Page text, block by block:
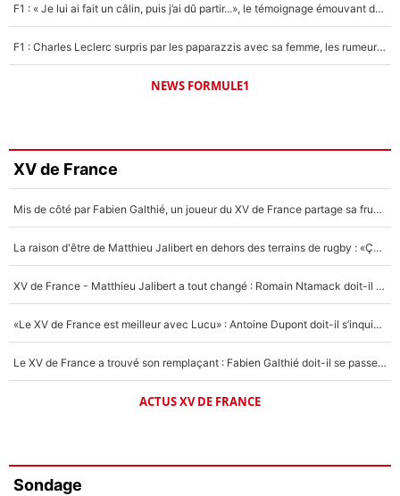
F1 : « Je lui ai fait un câlin, puis j’ai dû partir...», le témoignage émouvant de Max Verstappen sur sa fille
F1 : Charles Leclerc surpris par les paparazzis avec sa femme, les rumeurs étaient vraies !
NEWS FORMULE1
XV de France
Mis de côté par Fabien Galthié, un joueur du XV de France partage sa frustration : «ils ne me l’ont pas dit tout de suite»
La raison d'être de Matthieu Jalibert en dehors des terrains de rugby : «Ça m'atteint autant que si tu touches à un membre de ma famille»
XV de France - Matthieu Jalibert a tout changé : Romain Ntamack doit-il s’inquiéter pour sa place à un an de la Coupe du monde ?
«Le XV de France est meilleur avec Lucu» : Antoine Dupont doit-il s’inquiéter pour sa place ?
Le XV de France a trouvé son remplaçant : Fabien Galthié doit-il se passer d'Antoine Dupont ?
ACTUS XV DE FRANCE
Sondage